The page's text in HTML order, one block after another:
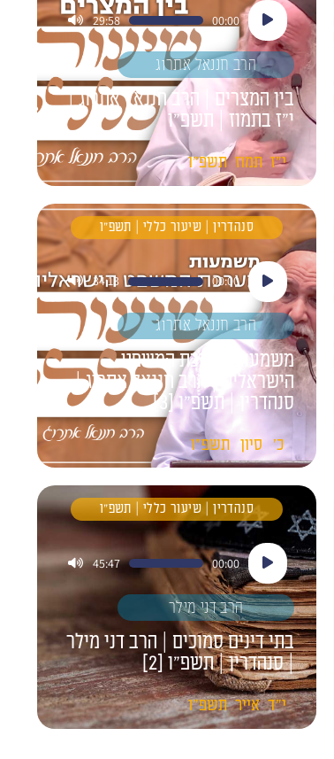
נגן
אודיו
00:00
29:58
הרב חננאל אתרוג
בין המצרים | הרב חננאל אתרוג |
י"ז בתמוז | תשפ״ו
י"ז תמוז תשפ"ו
סנהדרין | שיעור כללי | תשפ"ו
נגן
אודיו
00:00
34:13
הרב חננאל אתרוג
משמעות מערכת המשפט
הישראלית | הרב חננאל אתרוג |
סנהדרין | תשפ״ו [3]
כ' סיון תשפ"ו
סנהדרין | שיעור כללי | תשפ"ו
נגן
אודיו
00:00
45:47
הרב דני מילר
בתי דינים סמוכים | הרב דני מילר
| סנהדרין | תשפ״ו [2]
י"ד אייר תשפ"ו